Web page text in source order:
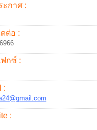
ะกาศ :
ต่อ :
ฟกซ์ :
:
: